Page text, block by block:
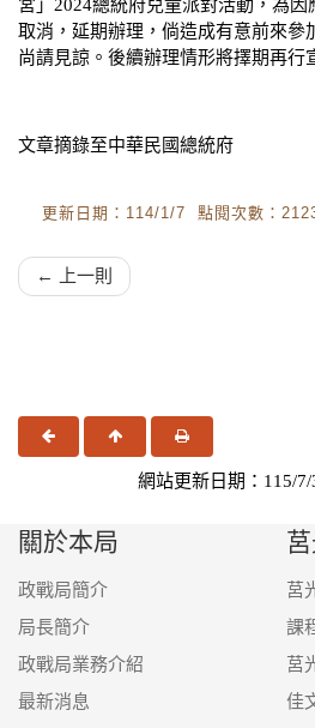
宮」2024總統府兒童派對活動，為
取消，延期辦理，倘造成有意前來參
尚請見諒。後續辦理情形將擇期再行
文章摘錄至中華民國總統府
更新日期：114/1/7 點閱次數：
← 上一則
上一頁 回頂端 友善列印
網站更新日期：115/
關於本局
政戰局簡介
局長簡介
政戰局業務介紹
最新消息
莒
課
莒
佳